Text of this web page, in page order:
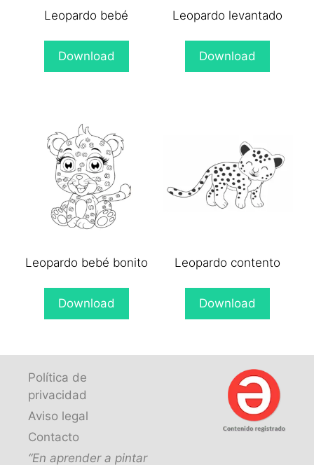
Leopardo bebé
Download
Leopardo levantado
Download
Leopardo bebé bonito
Download
Leopardo contento
Download
Política de
privacidad
Aviso legal
Contacto
“En aprender a pintar